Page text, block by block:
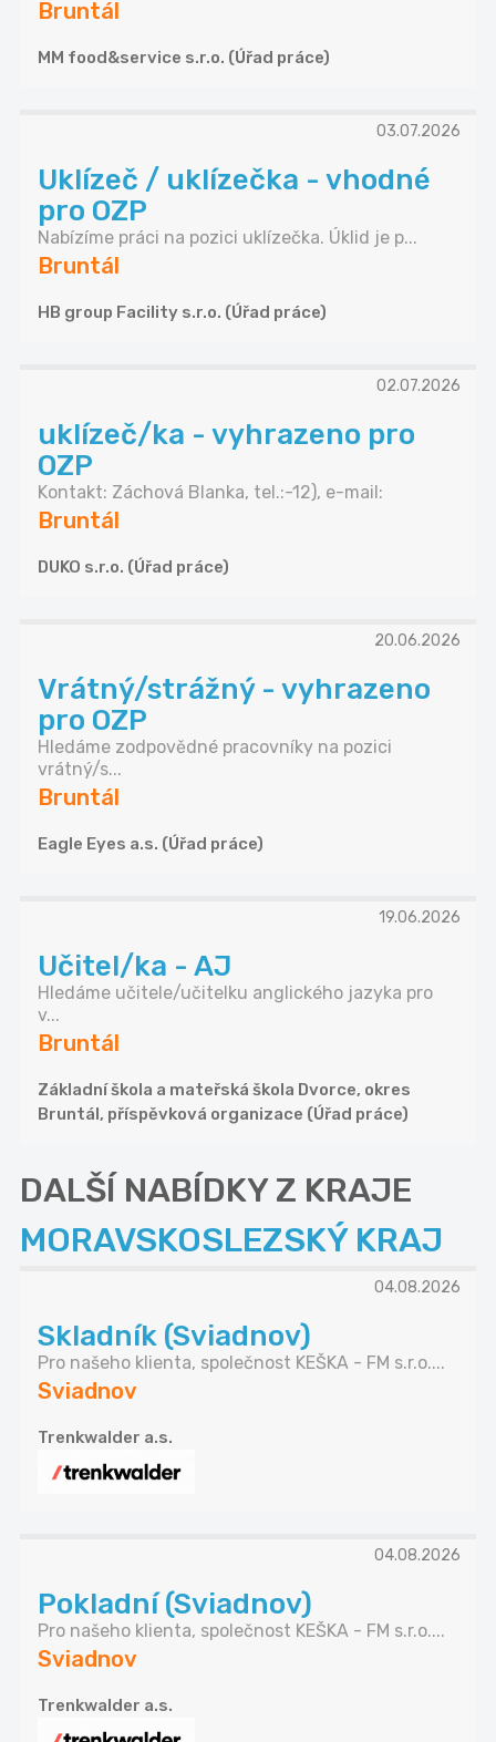
Bruntál
MM food&service s.r.o. (Úřad práce)
03.07.2026
Uklízeč / uklízečka - vhodné
pro OZP
Nabízíme práci na pozici uklízečka. Úklid je p...
Bruntál
HB group Facility s.r.o. (Úřad práce)
02.07.2026
uklízeč/ka - vyhrazeno pro
OZP
Kontakt: Záchová Blanka, tel.:-12), e-mail:
Bruntál
DUKO s.r.o. (Úřad práce)
20.06.2026
Vrátný/strážný - vyhrazeno
pro OZP
Hledáme zodpovědné pracovníky na pozici
vrátný/s...
Bruntál
Eagle Eyes a.s. (Úřad práce)
19.06.2026
Učitel/ka - AJ
Hledáme učitele/učitelku anglického jazyka pro
v...
Bruntál
Základní škola a mateřská škola Dvorce, okres
Bruntál, příspěvková organizace (Úřad práce)
DALŠÍ NABÍDKY Z KRAJE
MORAVSKOSLEZSKÝ KRAJ
04.08.2026
Skladník (Sviadnov)
Pro našeho klienta, společnost KEŠKA - FM s.r.o....
Sviadnov
Trenkwalder a.s.
04.08.2026
Pokladní (Sviadnov)
Pro našeho klienta, společnost KEŠKA - FM s.r.o....
Sviadnov
Trenkwalder a.s.